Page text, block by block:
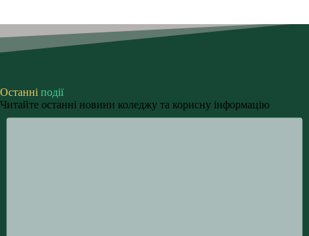
Останні події
Читайте останні новини коледжу та корисну інформацію